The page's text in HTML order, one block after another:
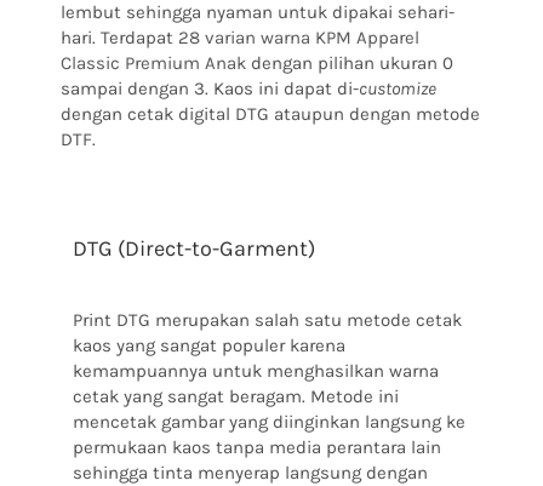
lembut sehingga nyaman untuk dipakai sehari-
hari. Terdapat 28 varian warna KPM Apparel
Classic Premium Anak dengan pilihan ukuran 0
sampai dengan 3. Kaos ini dapat di-customize
dengan cetak digital DTG ataupun dengan metode
DTF.
DTG (Direct-to-Garment)
Print DTG merupakan salah satu metode cetak
kaos yang sangat populer karena
kemampuannya untuk menghasilkan warna
cetak yang sangat beragam. Metode ini
mencetak gambar yang diinginkan langsung ke
permukaan kaos tanpa media perantara lain
sehingga tinta menyerap langsung dengan